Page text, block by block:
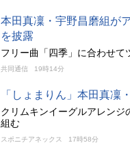
本田真凜・宇野昌磨組が
を披露
フリー曲「四季」に合わせて
共同通信 19時14分
「しょまりん」本田真凜
クリムキンイーグルアレン
組む
スポニチアネックス 17時58分